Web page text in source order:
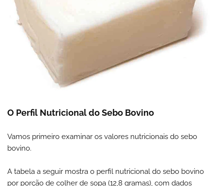
O Perfil Nutricional do Sebo Bovino
Vamos primeiro examinar os valores nutricionais do sebo
bovino.
A tabela a seguir mostra o perfil nutricional do sebo bovino
por porção de colher de sopa (12,8 gramas), com dados